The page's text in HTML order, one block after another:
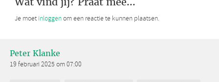
Je moet inloggenom een reactie te kunnen plaatsen.
Peter Klanke
19 februari 2025 om 07:00